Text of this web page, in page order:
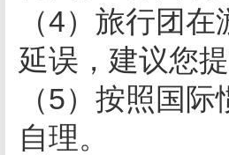
（4）旅行团
延误，建议您
（5）按照国
自理。